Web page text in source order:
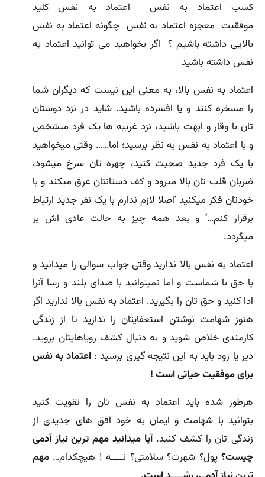
کسب اعتماد به نفس اعتماد به نفس کلید
موفقیت معجزه اعتماد به نفس چگونه اعتماد به نفس
بالایی داشته باشیم ؟ اگر بخواهید می توانید اعتماد به
نفس داشته باشید
اعتماد به نفس بالا، به معنی این نیست که دیگران شما
را مسخره کنند و یا افسرده باشید. شاید در نزد دوستان
تان با وقار و ابهت باشید، نزد غریبه ها یک فرد متشخص
و با اعتماد به نفس به نظر برسید؛ اما…… وقتی میخواهید
با یک فرد جدید صحبت کنید، چهره تان سرخ میشود،
ضربان قلب تان بالا میرود و کف دستانتان عرق میکند و با
خودتان فکر میکنید ‘اصلا لازم ندارم با یک نفر جدید ارتباط
برقرار کنم…’ و بعد همه چیز به حالت عادی اش بر
میگردد.
اعتماد به نفس بالا ندارید وقتی جواب سوالی را میدانید و
یا حق با شماست و اما نمیتوانید با صدای بلند و رسا آنرا
ادا کنید و حق تان را بگیرید. اعتماد به نفس بالا ندارید اگر
هنوز شهامت نوشتن استعفایتان را ندارید تا از زندگی
کارمندی خلاص شوید و به دنبال کشف رویاهایتان بروید.
دیر یا زود باید به این نتیجه گیری برسید :اعتماد به نفس
برای موفقیت حیاتی است !
هرطور شده باید اعتماد به نفس تان را تقویت کنید
بتوانید با شهامت و ایمان به خود افق های جدیدی از
زندگی تان را کشف کنید.آیا میدانید مهم ترین نیاز آدمی
چیست؟ پول؟ شهرت؟ سلامتی؟ نــــه ! هیچکدام… مهم